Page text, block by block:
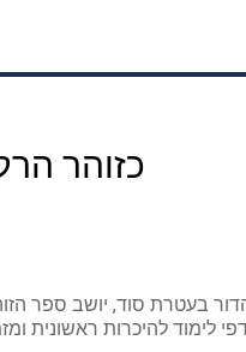
"כזוהר
בעטרת סוד, יושב ספר
לימוד להיכרות